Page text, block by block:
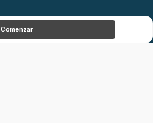
Comenzar